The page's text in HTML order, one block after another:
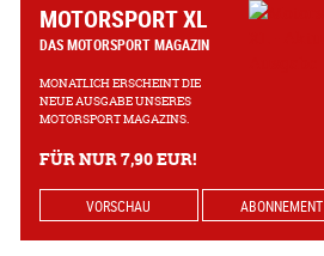
MOTORSPORT XL
DAS MOTORSPORT MAGAZIN
MONATLICH ERSCHEINT DIE
NEUE AUSGABE UNSERES
MOTORSPORT MAGAZINS.
FÜR NUR 7,90 EUR!
VORSCHAU ABONNEMENT